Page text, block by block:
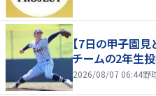
【7日の甲子園見
チームの2年生
2026/08/07 06:44野